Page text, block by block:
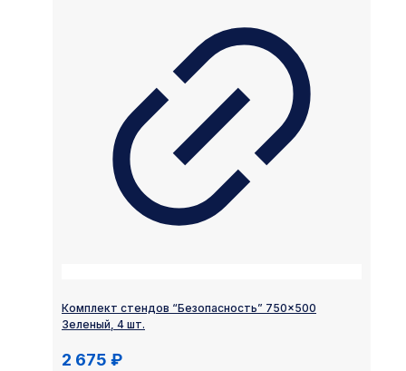
Комплект стендов “Безопасность” 750×500
Зеленый, 4 шт.
2 675 ₽